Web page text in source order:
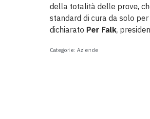
della totalità delle prove,
standard di cura da solo
dichiarato Per Falk,
Categorie: Aziende